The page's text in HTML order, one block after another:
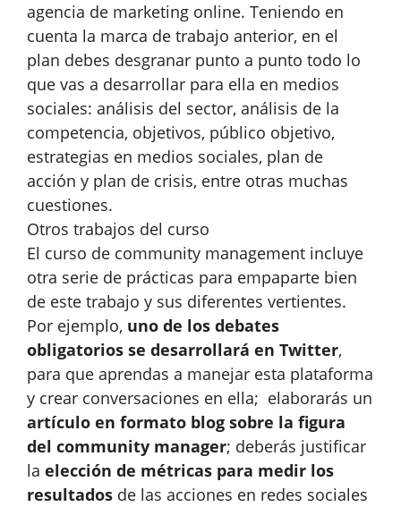
agencia de marketing online. Teniendo en
cuenta la marca de trabajo anterior, en el
plan debes desgranar punto a punto todo lo
que vas a desarrollar para ella en medios
sociales: análisis del sector, análisis de la
competencia, objetivos, público objetivo,
estrategias en medios sociales, plan de
acción y plan de crisis, entre otras muchas
cuestiones.
Otros trabajos del curso
El curso de community management incluye
otra serie de prácticas para empaparte bien
de este trabajo y sus diferentes vertientes.
Por ejemplo, uno de los debates
obligatorios se desarrollará en Twitter,
para que aprendas a manejar esta plataforma
y crear conversaciones en ella; elaborarás un
artículo en formato blog sobre la figura
del community manager; deberás justificar
la elección de métricas para medir los
resultados de las acciones en redes sociales